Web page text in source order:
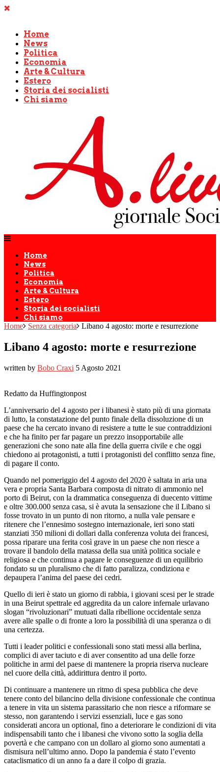
Home
News
Politica
Economia
Arte & Cultura
Estero
Storia dei socialisti
Chi siamo
Home
News
Politica
Economia
Arte & Cultura
Estero
Storia dei socialisti
Chi siamo
Home Senza categoria Libano 4 agosto: morte e resurrezione
Libano 4 agosto: morte e resurrezione
written by Bobo Craxi 5 Agosto 2021
Redatto da Huffingtonpost
L’anniversario del 4 agosto per i libanesi è stato più di una giornata
di lutto, la constatazione del punto finale della dissoluzione di un
paese che ha cercato invano di resistere a tutte le sue contraddizioni
e che ha finito per far pagare un prezzo insopportabile alle
generazioni che sono nate alla fine della guerra civile e che oggi
chiedono ai protagonisti, a tutti i protagonisti del conflitto senza fine,
di pagare il conto.
Quando nel pomeriggio del 4 agosto del 2020 è saltata in aria una
vera e propria Santa Barbara composta di nitrato di ammonio nel
porto di Beirut, con la drammatica conseguenza di duecento vittime
e oltre 300.000 senza casa, si è avuta la sensazione che il Libano si
fosse trovato in un punto di non ritorno, a nulla vale pensare e
ritenere che l’ennesimo sostegno internazionale, ieri sono stati
stanziati 350 milioni di dollari dalla conferenza voluta dei francesi,
possa riparare una ferita così grave in un paese che non riesce a
trovare il bandolo della matassa della sua unità politica sociale e
religiosa e che continua a pagare le conseguenze di un equilibrio
fondato su un pluralismo che di fatto paralizza, condiziona e
depaupera l’anima del paese dei cedri.
Quello di ieri è stato un giorno di rabbia, i giovani scesi per le strade
in una Beirut spettrale ed aggredita da un calore infernale urlavano
slogan “rivoluzionari” mutuati dalla ribellione occidentale senza
avere alle spalle o di fronte a loro la possibilità di una speranza o di
una certezza.
Tutti i leader politici e confessionali sono stati messi alla berlina,
complici di aver taciuto e di aver consentito ad una delle forze
politiche in armi del paese di mantenere la propria riserva nucleare
nel cuore della città, addirittura dentro il porto.
Di continuare a mantenere un ritmo di spesa pubblica che deve
tenere conto del bilancino della divisione confessionale che continua
a tenere in vita un sistema parassitario che non riesce a riformare se
stesso, non garantendo i servizi essenziali, luce e gas sono
considerati ancora un optional, fino a deteriorare le condizioni di vita
indispensabili tanto che i libanesi che vivono sotto la soglia della
povertà e che campano con un dollaro al giorno sono aumentati a
dismisura nell’ultimo anno. Dopo la pandemia é stato l’evento
cataclismatico di un anno fa a dare il colpo di grazia.